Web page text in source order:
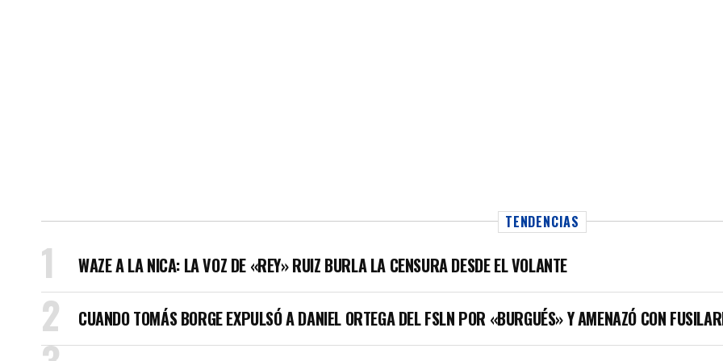
TENDENCIAS
WAZE A LA NICA: LA VOZ DE «REY» RUIZ BURLA LA CENSURA DESDE EL VOLANTE
CUANDO TOMÁS BORGE EXPULSÓ A DANIEL ORTEGA DEL FSLN POR «BURGUÉS» Y AMENAZÓ CON